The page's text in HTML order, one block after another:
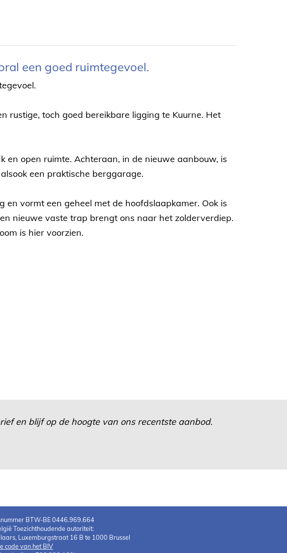
een goed ruimtegevoel.
rustige, toch goed bereikbare ligging te Kuurne. Het
en open ruimte. Achteraan, in de nieuwe aanbouw, is
een praktische berggarage.
vormt een geheel met de hoofdslaapkamer. Ook is
nieuwe vaste trap brengt ons naar het zolderverdiep.
is hier voorzien.
en blijf op de hoogte van ons recentste aanbod.
BTW-BE 0446.969.664
Toezichthoudende autoriteit:
Luxemburgstraat 16 B te 1000 Brussel
code van het BIV